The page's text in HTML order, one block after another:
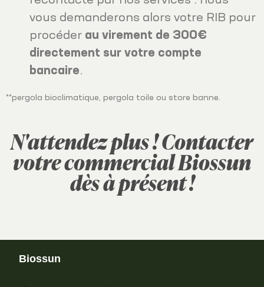
vous demanderons alors votre RIB pour
procéder au virement de 300€
directement sur votre compte
bancaire.
**pergola bioclimatique, pergola toile ou store banne.
N'attendez plus ! Contacter
votre commercial Biossun
dès à présent !
Biossun